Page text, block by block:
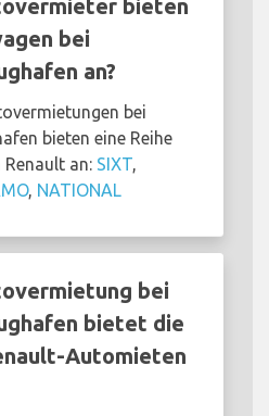
bieten
bei
an?
bei
bieten eine Reihe
an: SIXT,
, NATIONAL
bei
bietet die
Automieten